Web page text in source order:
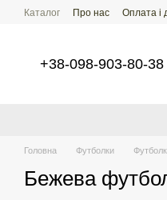
Перейти до основного
Каталог Про нас Оплата і
+38-098-903-80-38
Головна Футболки
Бежева